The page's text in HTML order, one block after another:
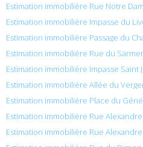
Estimation immobilière Rue Notre
Estimation immobilière Impasse du
Estimation immobilière Passage du
Estimation immobilière Rue du
Estimation immobilière Impasse Saint
Estimation immobilière Allée du
Estimation immobilière Place du
Estimation immobilière Rue
Estimation immobilière Rue